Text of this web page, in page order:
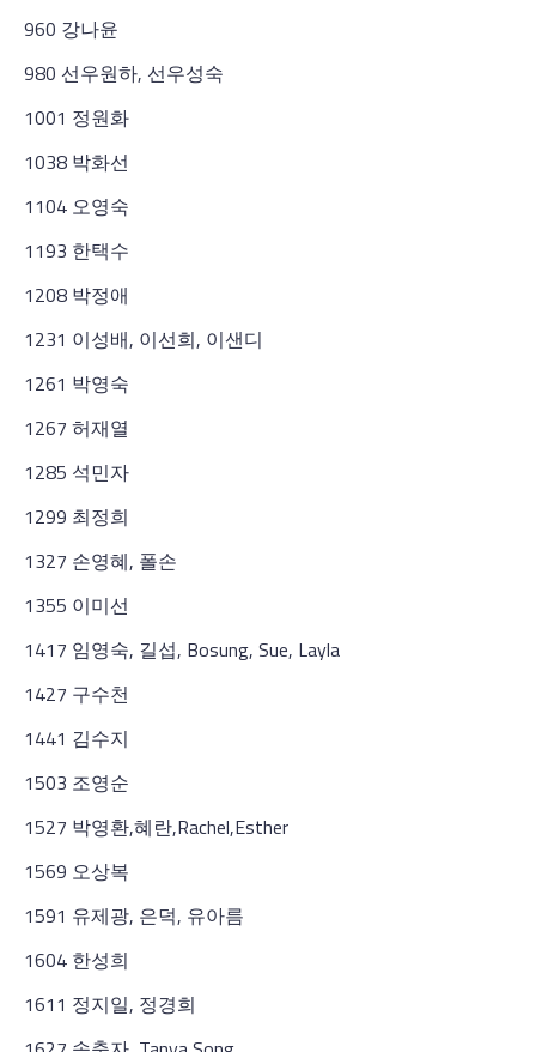
960 강나윤
980 선우원하, 선우성숙
1001 정원화
1038 박화선
1104 오영숙
1193 한택수
1208 박정애
1231 이성배, 이선희, 이샌디
1261 박영숙
1267 허재열
1285 석민자
1299 최정희
1327 손영혜, 폴손
1355 이미선
1417 임영숙, 길섭, Bosung, Sue, Layla
1427 구수천
1441 김수지
1503 조영순
1527 박영환,혜란,Rachel,Esther
1569 오상복
1591 유제광, 은덕, 유아름
1604 한성희
1611 정지일, 정경희